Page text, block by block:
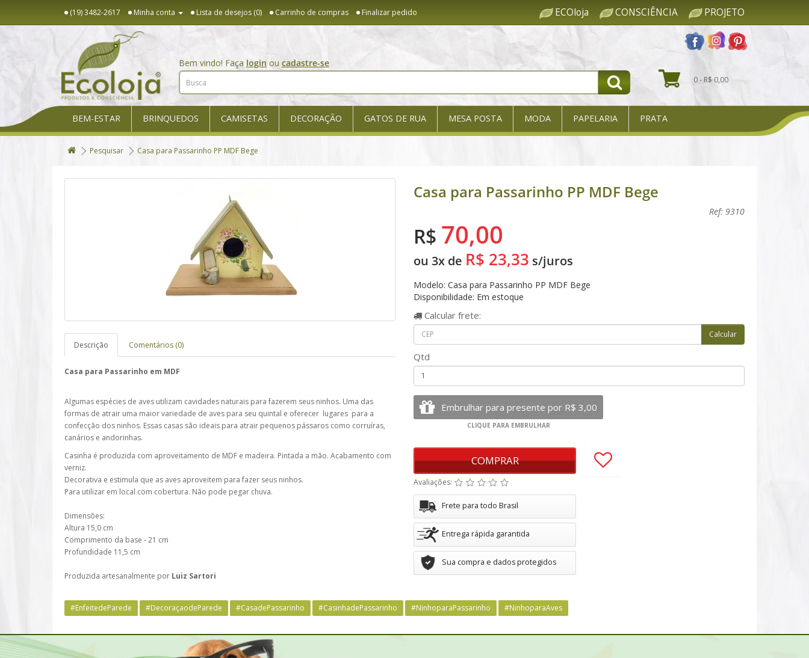
(19) 3482-2617 Minha conta Lista de desejos (0) Carrinho de compras Finalizar pedido ECOloja CONSCIÊNCIA PROJETO
Bem vindo! Faça login ou cadastre-se
0 - R$ 0,00
BEM-ESTAR BRINQUEDOS CAMISETAS DECORAÇÃO GATOS DE RUA MESA POSTA MODA PAPELARIA PRATA
Pesquisar Casa para Passarinho PP MDF Bege
Descrição Comentários (0)
Casa para Passarinho em MDF
Algumas espécies de aves utilizam cavidades naturais para fazerem seus ninhos. Uma das
formas de atrair uma maior variedade de aves para seu quintal e oferecer lugares para a
confecção dos ninhos. Essas casas são ideais para atrair pequenos pássaros como corruíras,
canários e andorinhas.
Casinha é produzida com aproveitamento de MDF e madeira. Pintada a mão. Acabamento com
verniz.
Decorativa e estimula que as aves aproveitem para fazer seus ninhos.
Para utilizar em local com cobertura. Não pode pegar chuva.
Dimensões:
Altura 15,0 cm
Comprimento da base - 21 cm
Profundidade 11,5 cm
Produzida artesanalmente por Luiz Sartori
Casa para Passarinho PP MDF Bege
Ref: 9310
R$ 70,00
ou 3x de R$ 23,33 s/juros
Modelo: Casa para Passarinho PP MDF Bege
Disponibilidade: Em estoque
Calcular frete:
Qtd
COMPRAR
Avaliações:
Frete para todo Brasil
Entrega rápida garantida
Sua compra e dados protegidos
#EnfeitedeParede #DecoraçaodeParede #CasadePassarinho #CasinhadePassarinho #NinhoparaPassarinho #NinhoparaAves